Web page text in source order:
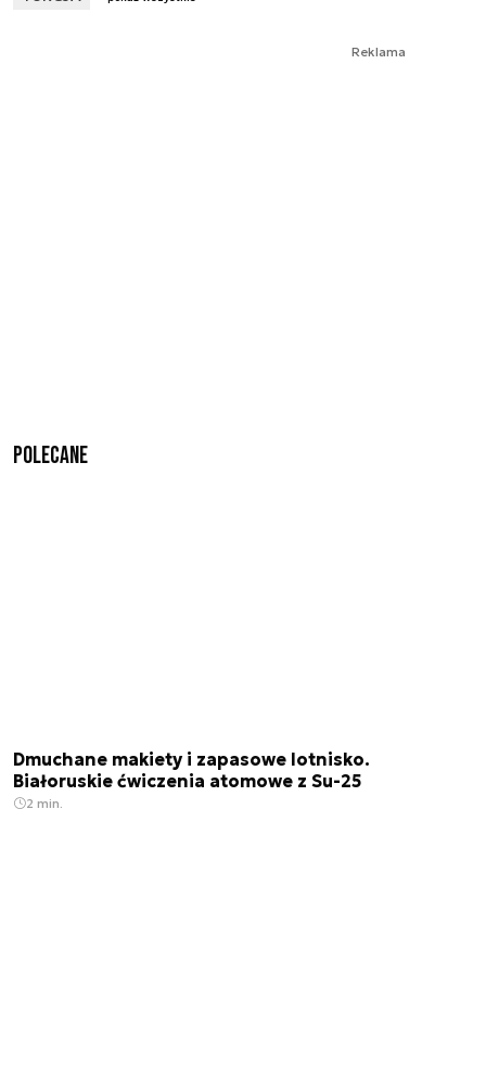
Reklama
Polecane
Dmuchane makiety i zapasowe lotnisko.
Białoruskie ćwiczenia atomowe z Su-25
2 min.